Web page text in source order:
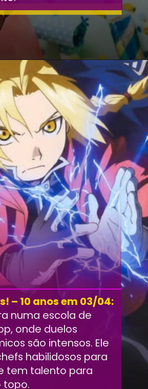
– 10 anos em 03/04:
numa escola de
onde duelos
são intensos. Ele
habilidosos para
tem talento para
topo.